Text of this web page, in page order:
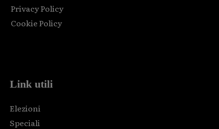
Privacy Policy
Cookie Policy
Link utili
Elezioni
Speciali